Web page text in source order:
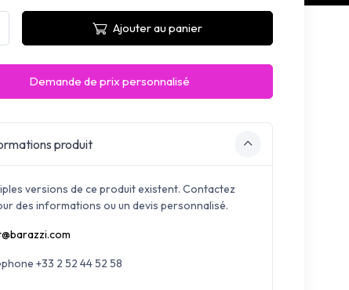
Ajouter au panier
Demande de prix personnalisé
produit
versions de ce produit existent. Contactez
des informations ou un devis personnalisé.
+33 2 52 44 52 58